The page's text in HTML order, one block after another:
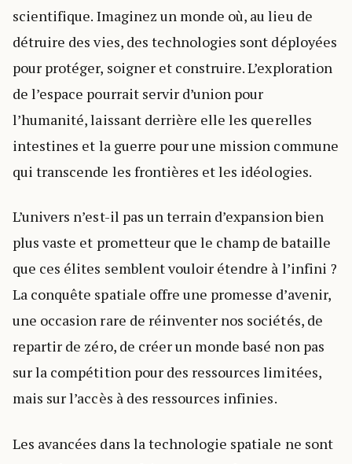
scientifique. Imaginez un monde où, au lieu de
détruire des vies, des technologies sont déployées
pour protéger, soigner et construire. L’exploration
de l’espace pourrait servir d’union pour
l’humanité, laissant derrière elle les querelles
intestines et la guerre pour une mission commune
qui transcende les frontières et les idéologies.
L’univers n’est-il pas un terrain d’expansion bien
plus vaste et prometteur que le champ de bataille
que ces élites semblent vouloir étendre à l’infini ?
La conquête spatiale offre une promesse d’avenir,
une occasion rare de réinventer nos sociétés, de
repartir de zéro, de créer un monde basé non pas
sur la compétition pour des ressources limitées,
mais sur l’accès à des ressources infinies.
Les avancées dans la technologie spatiale ne sont